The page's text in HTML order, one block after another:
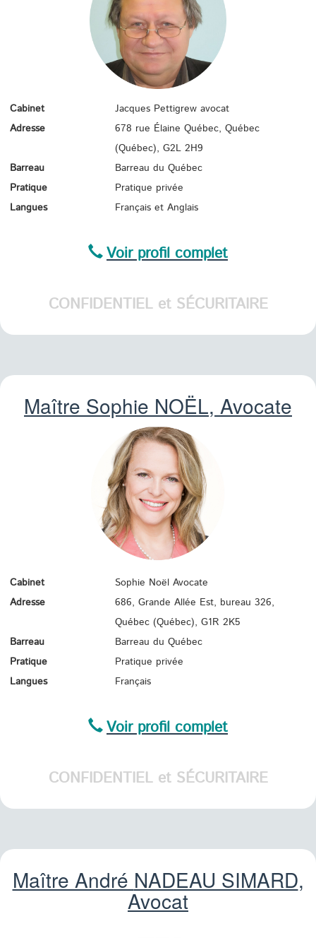
Cabinet
Jacques Pettigrew avocat
Adresse
678 rue Élaine Québec, Québec
(Québec),G2L 2H9
Barreau
Barreau du Québec
Pratique
Pratique privée
Langues
Français et Anglais
Voir profil complet
CONFIDENTIEL et SÉCURITAIRE
Maître Sophie NOËL, Avocate
Cabinet
Sophie Noël Avocate
Adresse
686, Grande Allée Est, bureau 326,
Québec (Québec),G1R 2K5
Barreau
Barreau du Québec
Pratique
Pratique privée
Langues
Français
Voir profil complet
CONFIDENTIEL et SÉCURITAIRE
Maître André NADEAU SIMARD,
Avocat